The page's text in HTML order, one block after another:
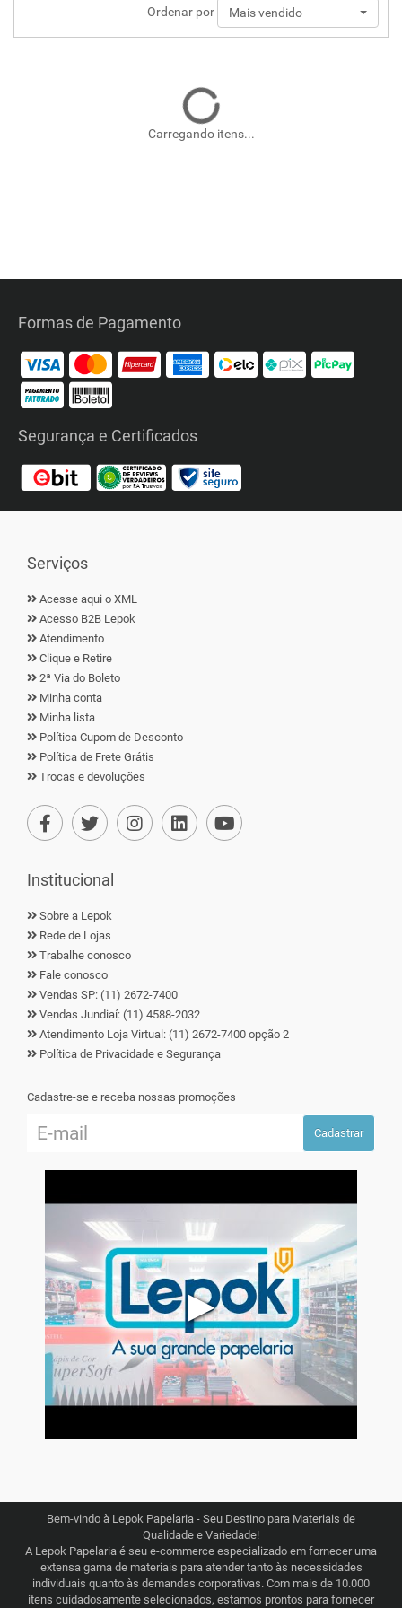
Ordenar por Mais vendido
Carregando itens...
Formas de Pagamento
Segurança e Certificados
Serviços
Acesse aqui o XML
Acesso B2B Lepok
Atendimento
Clique e Retire
2ª Via do Boleto
Minha conta
Minha lista
Política Cupom de Desconto
Política de Frete Grátis
Trocas e devoluções
Institucional
Sobre a Lepok
Rede de Lojas
Trabalhe conosco
Fale conosco
Vendas SP: (11) 2672-7400
Vendas Jundiaí: (11) 4588-2032
Atendimento Loja Virtual: (11) 2672-7400 opção 2
Política de Privacidade e Segurança
Cadastre-se e receba nossas promoções
Cadastrar
▶
Bem-vindo à Lepok Papelaria - Seu Destino para Materiais de
Qualidade e Variedade!
A Lepok Papelaria é seu e-commerce especializado em fornecer uma
extensa gama de materiais para atender tanto às necessidades
individuais quanto às demandas corporativas. Com mais de 10.000
itens cuidadosamente selecionados, estamos prontos para fornecer